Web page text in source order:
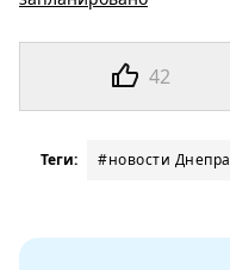
42
Теги: #новости Днепра